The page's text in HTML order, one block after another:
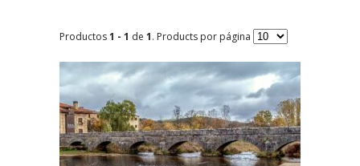
Productos1 - 1 de 1. Products por página